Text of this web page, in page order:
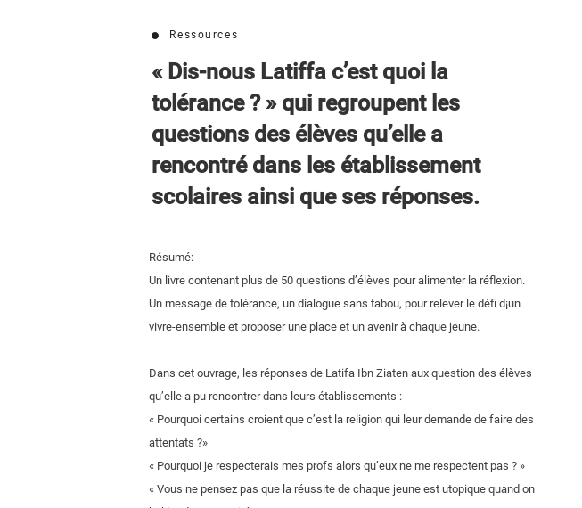
Ressources
« Dis-nous Latiffa c’est quoi la
tolérance ? » qui regroupent les
questions des élèves qu’elle a
rencontré dans les établissement
scolaires ainsi que ses réponses.
Résumé:
Un livre contenant plus de 50 questions d’élèves pour alimenter la réflexion.
Un message de tolérance, un dialogue sans tabou, pour relever le défi d¡un
vivre-ensemble et proposer une place et un avenir à chaque jeune.
Dans cet ouvrage, les réponses de Latifa Ibn Ziaten aux question des élèves
qu’elle a pu rencontrer dans leurs établissements :
« Pourquoi certains croient que c’est la religion qui leur demande de faire des
attentats ?»
« Pourquoi je respecterais mes profs alors qu’eux ne me respectent pas ? »
« Vous ne pensez pas que la réussite de chaque jeune est utopique quand on